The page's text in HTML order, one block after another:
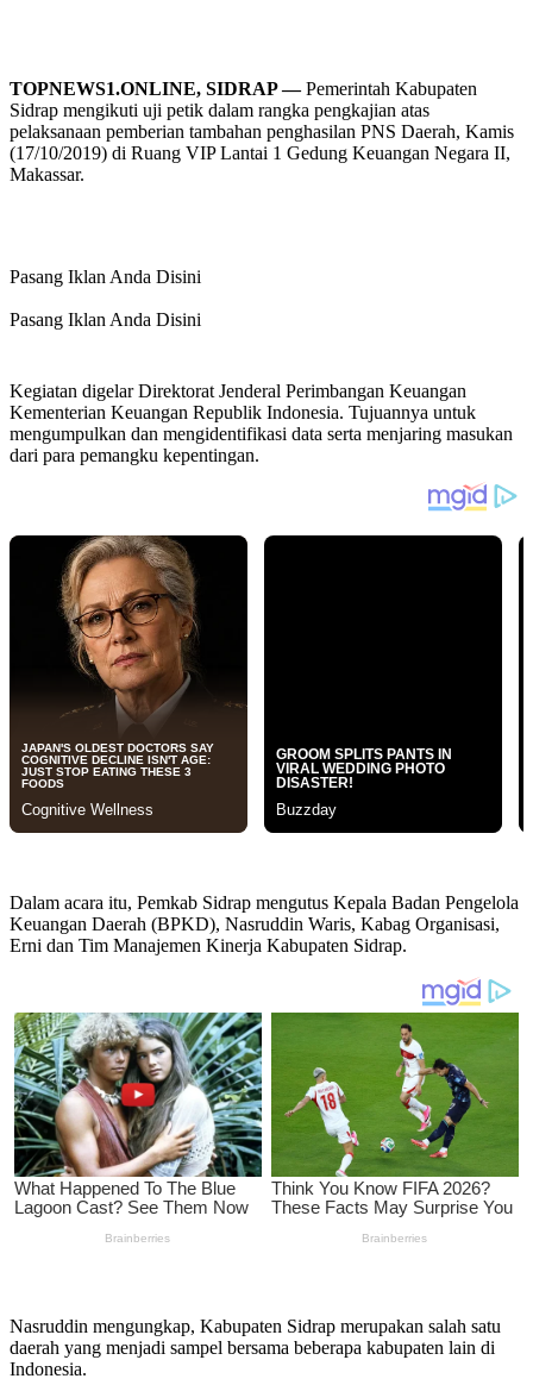
TOPNEWS1.ONLINE, SIDRAP —Pemerintah Kabupaten
Sidrap mengikuti uji petik dalam rangka pengkajian atas
pelaksanaan pemberian tambahan penghasilan PNS Daerah, Kamis
(17/10/2019) di Ruang VIP Lantai 1 Gedung Keuangan Negara II,
Makassar.
Pasang Iklan Anda Disini
Pasang Iklan Anda Disini
Kegiatan digelar Direktorat Jenderal Perimbangan Keuangan
Kementerian Keuangan Republik Indonesia. Tujuannya untuk
mengumpulkan dan mengidentifikasi data serta menjaring masukan
dari para pemangku kepentingan.
Dalam acara itu, Pemkab Sidrap mengutus Kepala Badan Pengelola
Keuangan Daerah (BPKD), Nasruddin Waris, Kabag Organisasi,
Erni dan Tim Manajemen Kinerja Kabupaten Sidrap.
Nasruddin mengungkap, Kabupaten Sidrap merupakan salah satu
daerah yang menjadi sampel bersama beberapa kabupaten lain di
Indonesia.